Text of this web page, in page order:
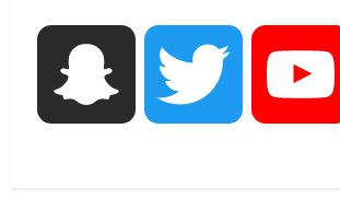
Snapchat Twitter
August 6, 2026
UTTARAKHAND NEWS
तीलू रौतेली पुरस्कार के लिए
चयन : रेखा आर्या